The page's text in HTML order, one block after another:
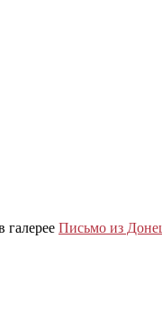
галерее Письмо из